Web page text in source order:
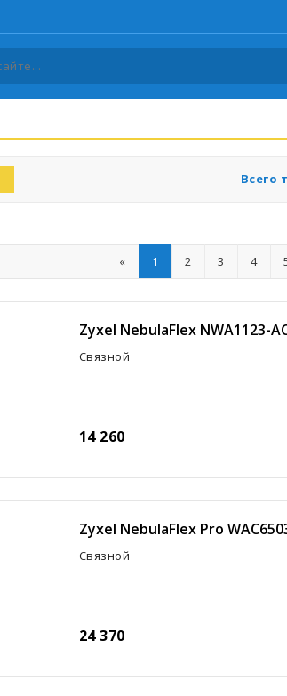
Всего
« 1 2 3 4
Zyxel NebulaFlex NWA1123-
Связной
14 260
Zyxel NebulaFlex Pro
Связной
24 370